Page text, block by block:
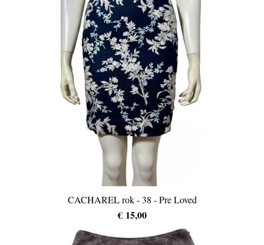
CACHAREL rok - 38 - Pre Loved
€ 15,00